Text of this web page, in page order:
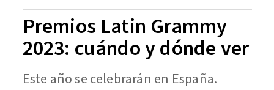
Premios Latin Grammy
2023: cuándo y dónde ver
Este año se celebrarán en España.